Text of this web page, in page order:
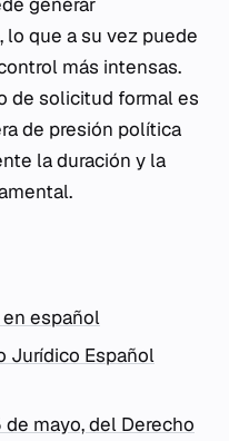
que a su vez puede
más intensas.
de solicitud formal es
de presión política
la duración y la
español
Jurídico Español
de mayo, del Derecho